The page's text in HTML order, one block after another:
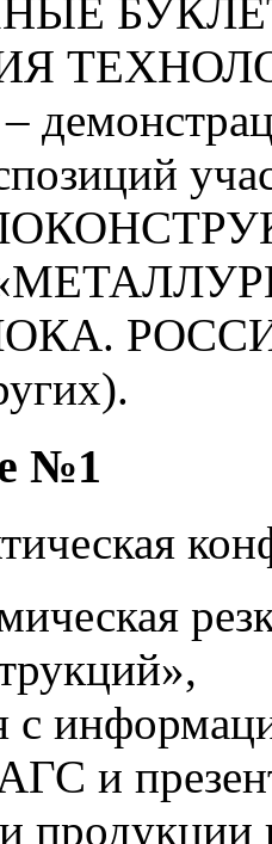
–
№1
с
и
продукции